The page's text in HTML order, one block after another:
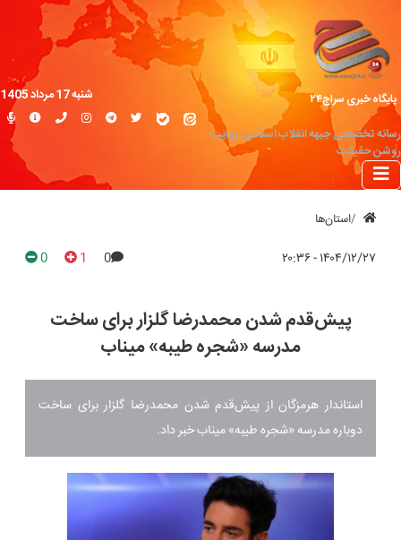
پایگاه خبری سراج۲۴
رسانه تخصصی جبهه انقلاب اسلامی؛ روایت
روشن حقیقت
شنبه 17 مرداد 1405
استان‌ها
۱۴۰۴/۱۲/۲۷ - ۲۰:۳۶ 0
1
0
پیش‌قدم شدن محمدرضا گلزار برای ساخت
مدرسه «شجره طیبه» میناب
استاندار هرمزگان از پیش‌قدم شدن محمدرضا گلزار برای ساخت
دوباره مدرسه «شجره طیبه» میناب خبر داد.